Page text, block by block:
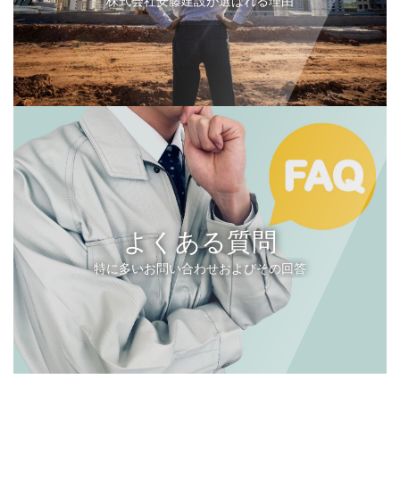
よくある質問
特に多いお問い合わせおよびその回答